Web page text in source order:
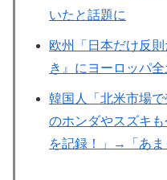
いたと話題に
欧州「日本だけ反
き』にヨーロッパ
韓国人「北米市場
のホンダやスズキ
を記録！」→「あま